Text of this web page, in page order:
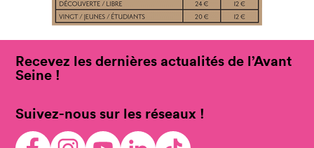
Recevez les dernières actualités de l’Avant
Seine !
Suivez-nous sur les réseaux !